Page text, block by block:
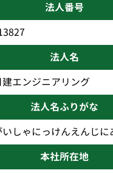
法人番号
法人名
エンジニアリング
法人名ふりがな
しゃにっけんえんじに
本社所在地